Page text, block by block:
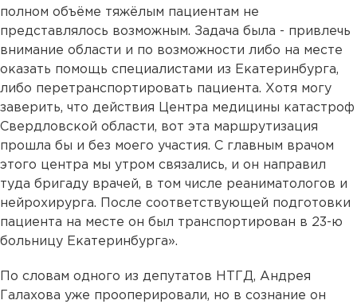
полном объёме тяжёлым пациентам не
представлялось возможным. Задача была - привлечь
внимание области и по возможности либо на месте
оказать помощь специалистами из Екатеринбурга,
либо перетранспортировать пациента. Хотя могу
заверить, что действия Центра медицины катастроф
Свердловской области, вот эта маршрутизация
прошла бы и без моего участия. С главным врачом
этого центра мы утром связались, и он направил
туда бригаду врачей, в том числе реаниматологов и
нейрохирурга. После соответствующей подготовки
пациента на месте он был транспортирован в 23-ю
больницу Екатеринбурга».
По словам одного из депутатов НТГД, Андрея
Галахова уже прооперировали, но в сознание он